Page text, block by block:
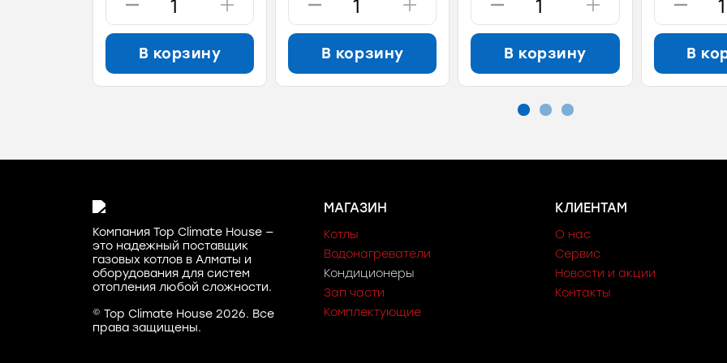
В корзину В корзину В корзину В
Компания Top Climate House —
это надежный поставщик
газовых котлов в Алматы и
оборудования для систем
отопления любой сложности.
© Top Climate House 2026. Все
права защищены.
МАГАЗИН
Котлы
Водонагреватели
Кондиционеры
Зап части
Комплектующие
КЛИЕНТАМ
О нас
Сервис
Новости и акции
Контакты